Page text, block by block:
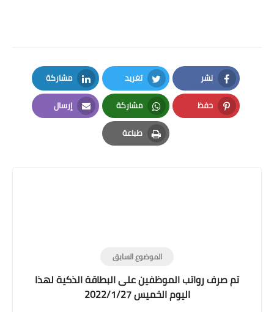
نشر
Facebook
تغريد
Twitter
مشاركة
LinkedIn
حفظ
Pinterest
مشاركة
Whatsapp
إرسال
Email
طباعة
Print
الموضوع السابق
تم صرف رواتب الموظفين على البطاقة الذكية لهذا
اليوم الخميس 2022/1/27